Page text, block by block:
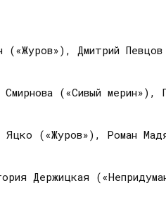
(«Журов»), Дмитрий
Смирнова («Сивый мерин»),
Яцко («Журов»), Роман
Держицкая